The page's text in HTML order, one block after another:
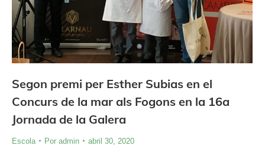
Segon premi per Esther Subias en el
Concurs de la mar als Fogons en la 16a
Jornada de la Galera
Escola Por admin abril 30, 2020